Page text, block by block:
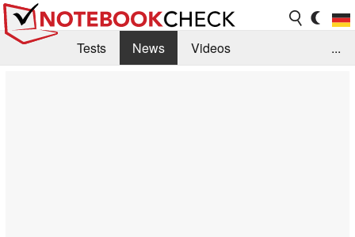
Tests News
Videos
...